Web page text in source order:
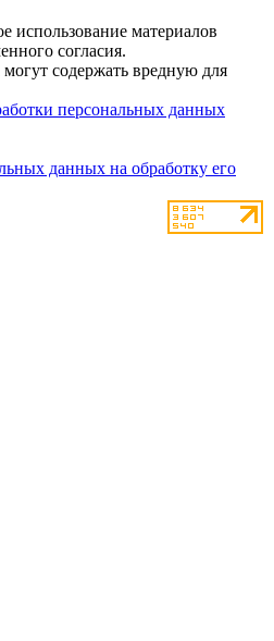
материалов
согласия.
содержать вредную для
персональных данных
данных на обработку его